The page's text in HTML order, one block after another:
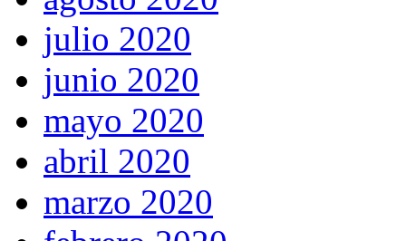
julio 2020
junio 2020
mayo 2020
abril 2020
marzo 2020